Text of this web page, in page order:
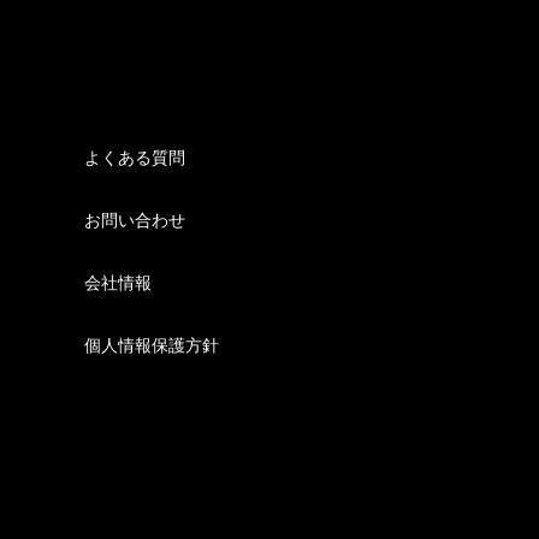
よくある質問
お問い合わせ
会社情報
個人情報保護方針